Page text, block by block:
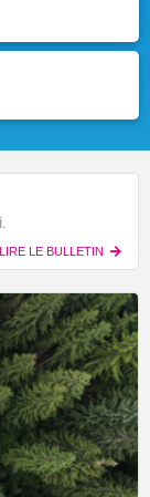
LIRE LE BULLETIN